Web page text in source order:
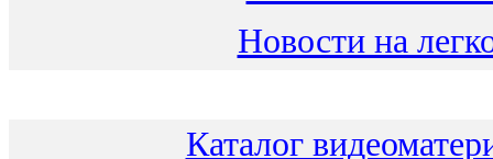
Новости на
Каталог